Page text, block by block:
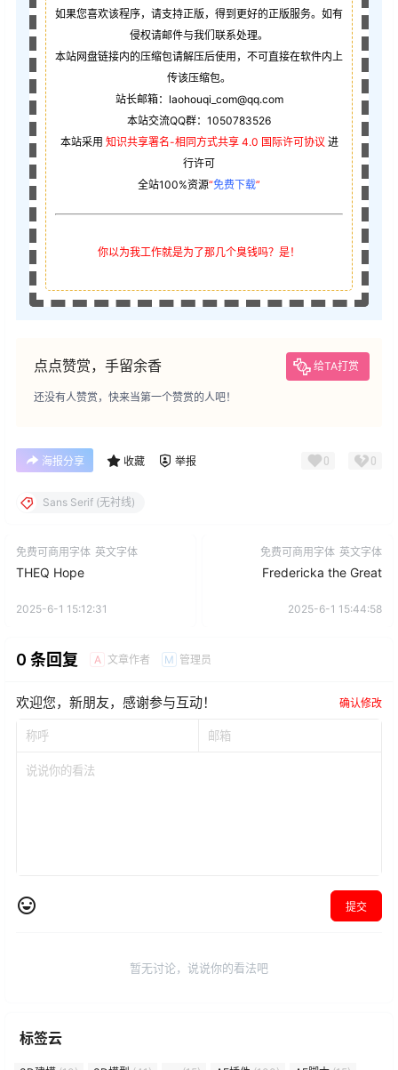
如果您喜欢该程序，请支持正版，得到更好的正版服务。如有
侵权请邮件与我们联系处理。
本站网盘链接内的压缩包请解压后使用，不可直接在软件内上
传该压缩包。
站长邮箱：laohouqi_com@qq.com
本站交流QQ群：1050783526
本站采用 知识共享署名-相同方式共享 4.0 国际许可协议 进
行许可
全站100%资源“免费下载”
你以为我工作就是为了那几个臭钱吗？是！
点点赞赏，手留余香 给TA打赏
还没有人赞赏，快来当第一个赞赏的人吧！
海报分享 收藏 举报 0 0
Sans Serif (无衬线)
免费可商用字体 英文字体
THEQ Hope
2025-6-1 15:12:31
免费可商用字体 英文字体
Fredericka the Great
2025-6-1 15:44:58
0 条回复 A 文章作者 M 管理员
欢迎您，新朋友，感谢参与互动！ 确认修改
提交
暂无讨论，说说你的看法吧
标签云